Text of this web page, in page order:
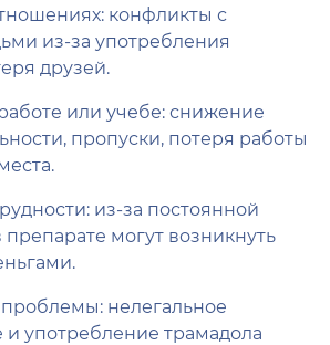
конфликты с
из-за употребления
друзей.
или учебе: снижение
пропуски, потеря работы
из-за постоянной
могут возникнуть
нелегальное
употребление трамадола